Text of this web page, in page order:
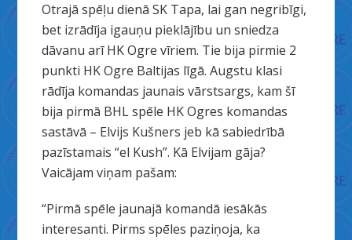
Otrajā spēļu dienā SK Tapa, lai gan negribīgi,
bet izrādīja igauņu pieklājību un sniedza
dāvanu arī HK Ogre vīriem. Tie bija pirmie 2
punkti HK Ogre Baltijas līgā. Augstu klasi
rādīja komandas jaunais vārstsargs, kam šī
bija pirmā BHL spēle HK Ogres komandas
sastāvā – Elvijs Kušners jeb kā sabiedrībā
pazīstamais “el Kush”. Kā Elvijam gāja?
Vaicājam viņam pašam:
“Pirmā spēle jaunajā komandā iesākās
interesanti. Pirms spēles paziņoja, ka